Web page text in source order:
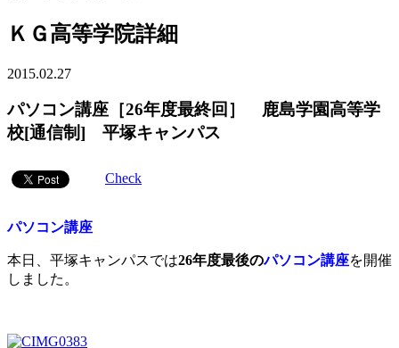
ＫＧ高等学院詳細
2015.02.27
パソコン講座［26年度最終回］ 鹿島学園高等学
校[通信制] 平塚キャンパス
Check
パソコン講座
本日、平塚キャンパスでは26年度最後のパソコン講座を開催
しました。